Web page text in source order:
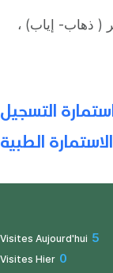
( ذهاب- إياب) ،
التسجيل
الطبية
Visites Aujourd'hui 5
Visites Hier 0